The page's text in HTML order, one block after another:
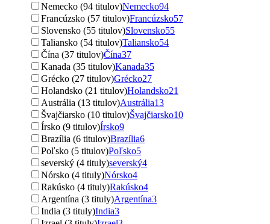
Nemecko (94 titulov)Nemecko94
Francúzsko (57 titulov)Francúzsko57
Slovensko (55 titulov)Slovensko55
Taliansko (54 titulov)Taliansko54
Čína (37 titulov)Čína37
Kanada (35 titulov)Kanada35
Grécko (27 titulov)Grécko27
Holandsko (21 titulov)Holandsko21
Austrália (13 titulov)Austrália13
Švajčiarsko (10 titulov)Švajčiarsko10
Írsko (9 titulov)Írsko9
Brazília (6 titulov)Brazília6
Poľsko (5 titulov)Poľsko5
severský (4 tituly)severský4
Nórsko (4 tituly)Nórsko4
Rakúsko (4 tituly)Rakúsko4
Argentína (3 tituly)Argentína3
India (3 tituly)India3